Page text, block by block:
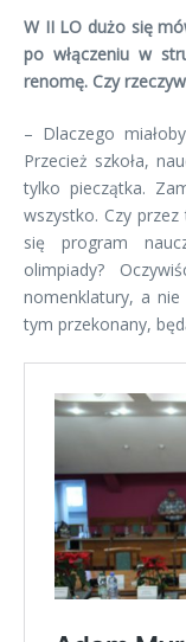
W II LO dużo się
po włączeniu w
renomę. Czy
– Dlaczego
Przecież szkoła,
tylko pieczątka.
wszystko. Czy
się program
olimpiady?
nomenklatury, a
tym przekonany,